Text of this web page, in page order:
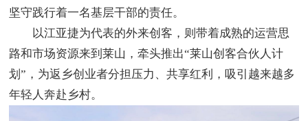
坚守践行着一名基层干部的责任。
以江亚捷为代表的外来创客，则带着成熟的运营思
路和市场资源来到莱山，牵头推出“莱山创客合伙人计
划”，为返乡创业者分担压力、共享红利，吸引越来越多
年轻人奔赴乡村。